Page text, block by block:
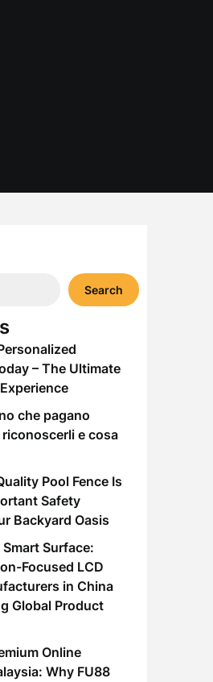
Search
– The Ultimate
che pagano
e cosa
Pool Fence Is
Safety
Backyard Oasis
Surface:
Focused LCD
in China
Global Product
Online
Why FU88